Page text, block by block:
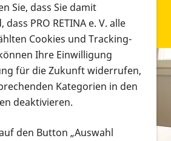
Sie, dass Sie damit
PRO RETINA e. V. alle
Cookies und Tracking-
Ihre Einwilligung
für die Zukunft widerrufen,
Kategorien in den
deaktivieren.
den Button „Auswahl